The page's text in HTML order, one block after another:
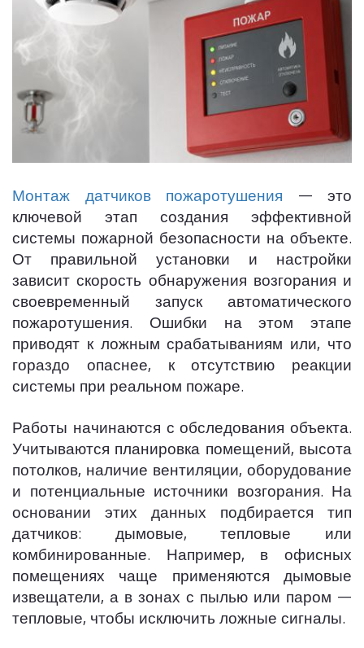
Монтаж датчиков пожаротушения — это
ключевой этап создания эффективной
системы пожарной безопасности на объекте.
От правильной установки и настройки
зависит скорость обнаружения возгорания и
своевременный запуск автоматического
пожаротушения. Ошибки на этом этапе
приводят к ложным срабатываниям или, что
гораздо опаснее, к отсутствию реакции
системы при реальном пожаре.
Работы начинаются с обследования объекта.
Учитываются планировка помещений, высота
потолков, наличие вентиляции, оборудование
и потенциальные источники возгорания. На
основании этих данных подбирается тип
датчиков: дымовые, тепловые или
комбинированные. Например, в офисных
помещениях чаще применяются дымовые
извещатели, а в зонах с пылью или паром —
тепловые, чтобы исключить ложные сигналы.